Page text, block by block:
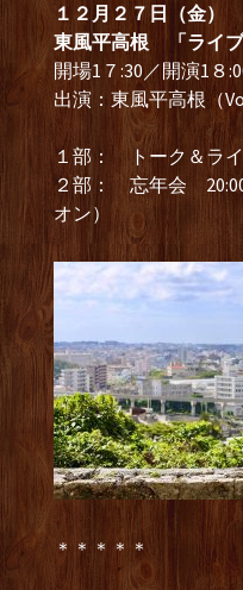
１２月２７日（金）
東風平高根 「ライブ
開場1７:30／開演1８
出演：東風平高根（
１部： トーク＆ラ
２部： 忘年会 20:00
オン）
＊＊＊＊＊